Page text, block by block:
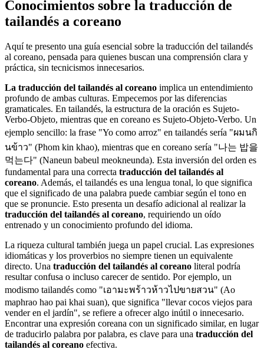
Conocimientos sobre la traducción de
tailandés a coreano
Aquí te presento una guía esencial sobre la traducción del tailandés
al coreano, pensada para quienes buscan una comprensión clara y
práctica, sin tecnicismos innecesarios.
La traducción del tailandés al coreano implica un entendimiento
profundo de ambas culturas. Empecemos por las diferencias
gramaticales. En tailandés, la estructura de la oración es Sujeto-
Verbo-Objeto, mientras que en coreano es Sujeto-Objeto-Verbo. Un
ejemplo sencillo: la frase "Yo como arroz" en tailandés sería "ผมนกิ
นข้าว" (Phom kin khao), mientras que en coreano sería "나는 밥을
먹는다" (Naneun babeul meokneunda). Esta inversión del orden es
fundamental para una correcta traducción del tailandés al
coreano. Además, el tailandés es una lengua tonal, lo que significa
que el significado de una palabra puede cambiar según el tono en
que se pronuncie. Esto presenta un desafío adicional al realizar la
traducción del tailandés al coreano, requiriendo un oído
entrenado y un conocimiento profundo del idioma.
La riqueza cultural también juega un papel crucial. Las expresiones
idiomáticas y los proverbios no siempre tienen un equivalente
directo. Una traducción del tailandés al coreano literal podría
resultar confusa o incluso carecer de sentido. Por ejemplo, un
modismo tailandés como "เอามะพร้าวห้าวไปขายสวน" (Ao
maphrao hao pai khai suan), que significa "llevar cocos viejos para
vender en el jardín", se refiere a ofrecer algo inútil o innecesario.
Encontrar una expresión coreana con un significado similar, en lugar
de traducirlo palabra por palabra, es clave para una traducción del
tailandés al coreano efectiva.